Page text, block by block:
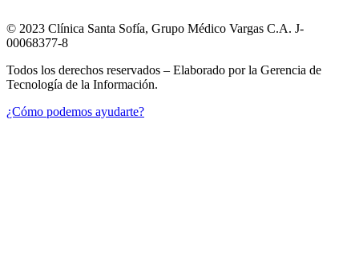
© 2023 Clínica Santa Sofía, Grupo Médico Vargas C.A. J-
00068377-8
Todos los derechos reservados – Elaborado por la Gerencia de
Tecnología de la Información.
¿Cómo podemos ayudarte?